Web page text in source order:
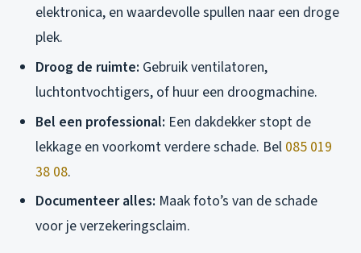
elektronica, en waardevolle spullen naar een droge
plek.
Droog de ruimte: Gebruik ventilatoren,
luchtontvochtigers, of huur een droogmachine.
Bel een professional: Een dakdekker stopt de
lekkage en voorkomt verdere schade. Bel 085 019
38 08.
Documenteer alles: Maak foto’s van de schade
voor je verzekeringsclaim.